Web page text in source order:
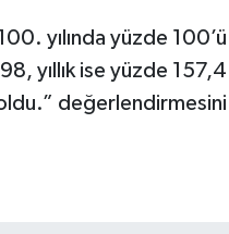
yılında yüzde 100’ü
yıllık ise yüzde 157,4
değerlendirmesini